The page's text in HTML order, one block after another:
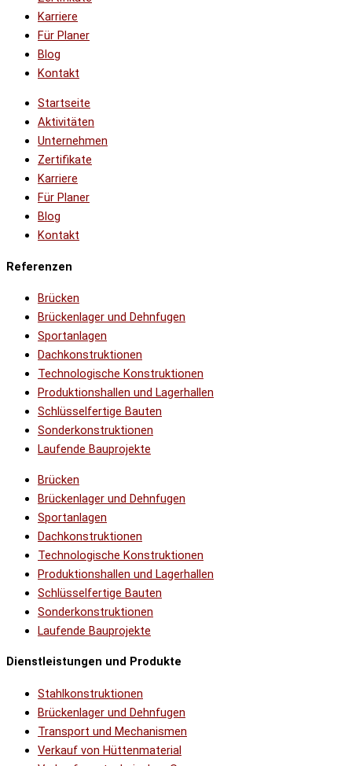
Karriere
Für Planer
Blog
Kontakt
Startseite
Aktivitäten
Unternehmen
Zertifikate
Karriere
Für Planer
Blog
Kontakt
Referenzen
Brücken
Brückenlager und Dehnfugen
Sportanlagen
Dachkonstruktionen
Technologische Konstruktionen
Produktionshallen und Lagerhallen
Schlüsselfertige Bauten
Sonderkonstruktionen
Laufende Bauprojekte
Brücken
Brückenlager und Dehnfugen
Sportanlagen
Dachkonstruktionen
Technologische Konstruktionen
Produktionshallen und Lagerhallen
Schlüsselfertige Bauten
Sonderkonstruktionen
Laufende Bauprojekte
Dienstleistungen und Produkte
Stahlkonstruktionen
Brückenlager und Dehnfugen
Transport und Mechanismen
Verkauf von Hüttenmaterial